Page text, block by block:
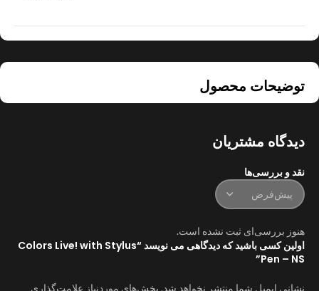
توضیحات محصول
دیدگاه مشتریان
نقد و بررسی‌ها
هنوز بررسی‌ای ثبت نشده است.
اولین کسی باشید که دیدگاهی می نویسد “Colors Live! with Stylus
Pen – NS”
نشانی ایمیل شما منتشر نخواهد شد. بخش‌های موردنیاز علامت‌گذاری